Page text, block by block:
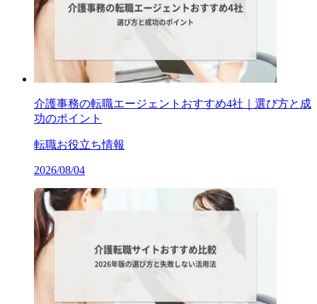
介護事務の転職エージェントおすすめ4社｜選び方と成
功のポイント
転職お役立ち情報
2026/08/04